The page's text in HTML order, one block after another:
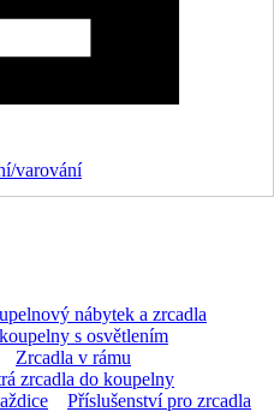
varování
nábytek a zrcadla
s osvětlením
Zrcadla v rámu
zrcadla do koupelny
Příslušenství pro zrcadla